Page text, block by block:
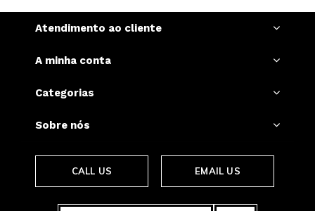
Atendimento ao cliente
A minha conta
Categorias
Sobre nós
CALL US EMAIL US